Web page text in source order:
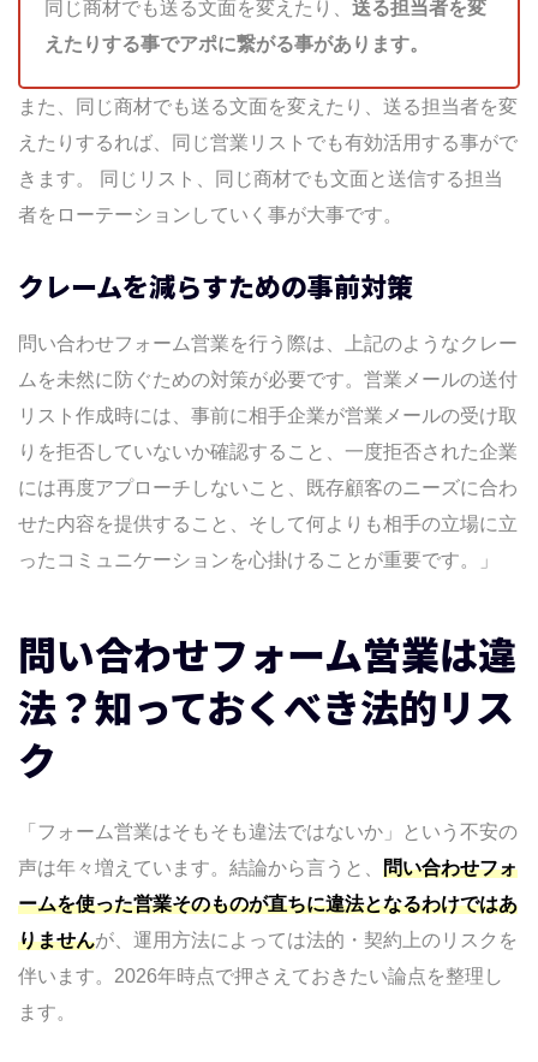
同じ商材でも送る文面を変えたり、 送る担当者を変
えたりする事でアポに繋がる事があります。
また、同じ商材でも送る文面を変えたり、送る担当者を変
えたりするれば、同じ営業リストでも有効活用する事がで
きます。 同じリスト、同じ商材でも文面と送信する担当
者をローテーションしていく事が大事です。
クレームを減らすための事前対策
問い合わせフォーム営業を行う際は、上記のようなクレー
ムを未然に防ぐための対策が必要です。営業メールの送付
リスト作成時には、事前に相手企業が営業メールの受け取
りを拒否していないか確認すること、一度拒否された企業
には再度アプローチしないこと、既存顧客のニーズに合わ
せた内容を提供すること、そして何よりも相手の立場に立
ったコミュニケーションを心掛けることが重要です。」
問い合わせフォーム営業は違
法？知っておくべき法的リス
ク
「フォーム営業はそもそも違法ではないか」という不安の
声は年々増えています。結論から言うと、 問い合わせフォ
ームを使った営業そのものが直ちに違法となるわけではあ
りませんが、運用方法によっては法的・契約上のリスクを
伴います。2026年時点で押さえておきたい論点を整理し
ます。